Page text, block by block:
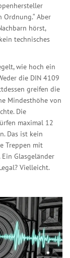
Ordnung.“ Aber
hörst,
technisches
wie hoch ein
die DIN 4109
greifen die
Mindesthöhe von
Die
maximal 12
Das ist kein
Treppen mit
Glasgeländer
Vielleicht.